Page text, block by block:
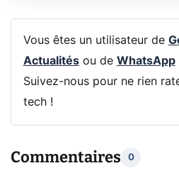
Vous êtes un utilisateur de
Actualitésou de WhatsApp
Suivez-nous pour ne rien
tech !
Commentaires 0